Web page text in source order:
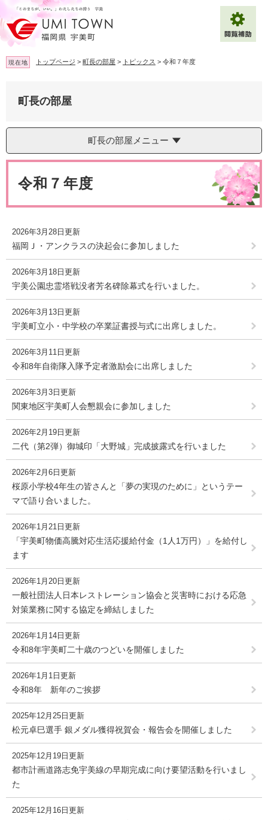
ー
ジ
の
先
頭
ニ
ュ
ー
を
飛
文
Multilingual（English・中文・한글）
現在地 トップページ > 町長の部屋 > トピックス > 令和７年度
町長の部屋
町長の部屋メニュー
令和７年度
2026年3月28日更新
福岡Ｊ・アンクラスの決起会に参加しました
2026年3月18日更新
宇美公園忠霊塔戦没者芳名碑除幕式を行いました。
2026年3月13日更新
宇美町立小・中学校の卒業証書授与式に出席しました。
2026年3月11日更新
令和8年自衛隊入隊予定者激励会に出席しました
2026年3月3日更新
関東地区宇美町人会懇親会に参加しました
2026年2月19日更新
二代（第2弾）御城印「大野城」完成披露式を行いました
2026年2月6日更新
桜原小学校4年生の皆さんと「夢の実現のために」というテー
マで語り合いました。
2026年1月21日更新
「宇美町物価高騰対応生活応援給付金（1人1万円）」を給付し
ます
2026年1月20日更新
一般社団法人日本レストレーション協会と災害時における応急
対策業務に関する協定を締結しました
2026年1月14日更新
令和8年宇美町二十歳のつどいを開催しました
2026年1月1日更新
令和8年 新年のご挨拶
2025年12月25日更新
松元卓巳選手 銀メダル獲得祝賀会・報告会を開催しました
2025年12月19日更新
都市計画道路志免宇美線の早期完成に向け要望活動を行いまし
た
2025年12月16日更新